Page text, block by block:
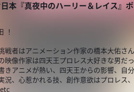
本『真夜中のハーリー＆レイス』
！
戦者はアニメーション作家の橋本大佑さん
映像作家は四天王プロレス大好きな男だっ
きアニメが熱い、四天王からの影響、自
況、心惹かれる技、創作意欲はプロレス